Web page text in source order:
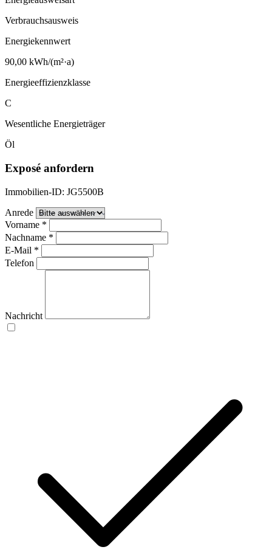
Verbrauchsausweis
Energiekennwert
90,00 kWh/(m²·a)
Energieeffizienzklasse
C
Wesentliche Energieträger
Öl
Exposé anfordern
Immobilien-ID: JG5500B
Anrede
Vorname *
Nachname *
E-Mail *
Telefon
Nachricht